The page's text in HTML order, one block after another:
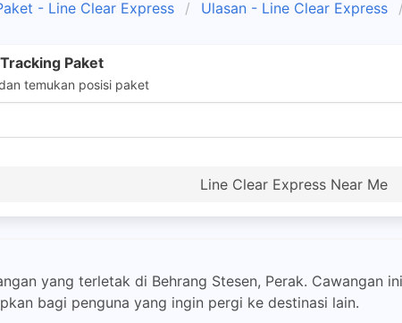
- Line Clear Express Ulasan - Line Clear Express
Paket
temukan posisi paket
Line Clear Express Near Me
yang terletak di Behrang Stesen, Perak. Cawangan
bagi penguna yang ingin pergi ke destinasi lain.